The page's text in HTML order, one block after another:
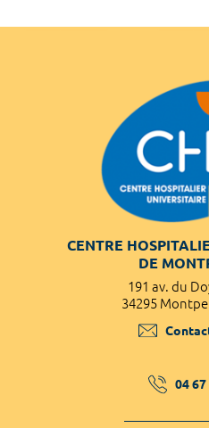
CENTRE
DE
191 av. du
34295
04 67